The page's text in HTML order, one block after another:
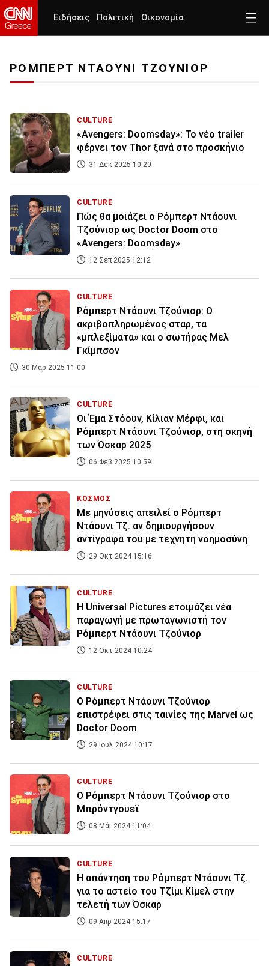
Ειδήσεις Πολιτική Οικονομία
ΡΟΜΠΕΡΤ ΝΤΑΟΥΝΙ ΤΖΟΥΝΙΟΡ
CULTURE
«Avengers: Doomsday»: Το νέο trailer
φέρνει τον Thor ξανά στο προσκήνιο
31 Δεκ 2025 10:20
CULTURE
Πώς θα μοιάζει ο Ρόμπερτ Ντάουνι
Τζούνιορ ως Doctor Doom στο
«Avengers: Doomsday»
12 Σεπ 2025 12:12
CULTURE
Ρόμπερτ Ντάουνι Τζούνιορ: Ο
ακριβοπληρωμένος σταρ, τα
«μπλεξίματα» και ο σωτήρας Μελ
Γκίμπσον
30 Μαρ 2025 11:00
CULTURE
Οι Έμα Στόουν, Κίλιαν Μέρφι, και
Ρόμπερτ Ντάουνι Τζούνιορ, στη σκηνή
των Όσκαρ 2025
06 Φεβ 2025 10:59
ΚΟΣΜΟΣ
Με μηνύσεις απειλεί ο Ρόμπερτ
Ντάουνι Τζ. αν δημιουργήσουν
αντίγραφα του με τεχνητη νοημοσύνη
29 Οκτ 2024 15:16
CULTURE
Η Universal Pictures ετοιμάζει νέα
παραγωγή με πρωταγωνιστή τον
Ρόμπερτ Ντάουνι Τζούνιορ
12 Οκτ 2024 10:24
CULTURE
Ο Ρόμπερτ Ντάουνι Τζούνιορ
επιστρέφει στις ταινίες της Marvel ως
Doctor Doom
29 Ιουλ 2024 10:17
CULTURE
Ο Ρόμπερτ Ντάουνι Τζούνιορ στο
Μπρόντγουεϊ
08 Μάι 2024 11:04
CULTURE
Η απάντηση του Ρόμπερτ Ντάουνι Τζ.
για το αστείο του Τζίμι Κίμελ στην
τελετή των Όσκαρ
09 Απρ 2024 15:17
CULTURE